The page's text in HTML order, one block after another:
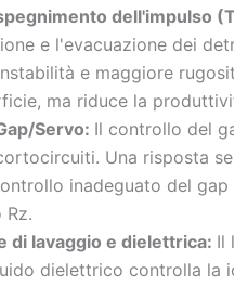
dell'impulso
e l'evacuazione dei
e maggiore
ma riduce la
Servo: Il controllo del
Una risposta
inadeguato del
Rz.
di lavaggio e dielettrica: Il
dielettrico controlla la